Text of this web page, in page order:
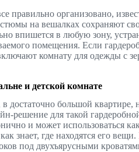
правильно организовано,
на вешалках сохраняют
впишется в любую зону,
помещения. Если
комнату для одежды с
и детской комнате
большой квартире,
решение для такой
и может использоваться
знает, где находятся его
под двухъярусными